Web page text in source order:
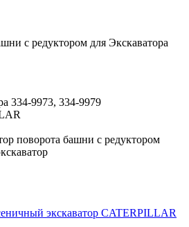
с редуктором для Экскаватора
334-9973, 334-9979
поворота башни с редуктором